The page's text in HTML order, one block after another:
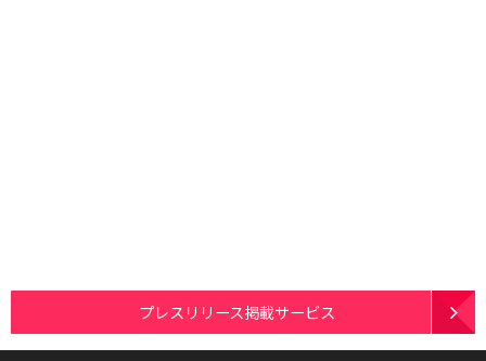
プレスリリース掲載サービス